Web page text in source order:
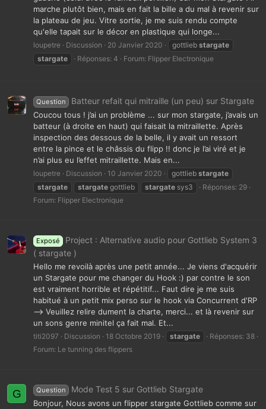
marche plutôt bien, mais en fait la bille a du mal à revenir sur
la plateau de jeu. Vitre sortie, je me suis rendu compte
qu'elle tapait sur le décor en plastique qui longe...
loupetre Discussion 20 Janvier 2020 gottlieb stargate
stargate
Réponses: 4 Forum: Flipper Electronique
Question Batteur refait qui mitraille (un peu) sur Stargate
Coucou tous ! j’ai un problème ... sur mon stargate, j’avais un
batteur (à droite en haut) qui faisait la mitraillette. Après
inspection des dessous de la belle, il y avait un ressort
entre la pince et le châssis du flipp !! donc je l’ai viré et je
n’ai plus eu l’effet mitraillette. Mais en...
loupetre Discussion 10 Janvier 2020 gottlieb stargate
stargate
stargate gottlieb stargate sys3
Réponses: 29
Forum: Flipper Electronique
Exposé
Project : Alternative audio pour Gottlieb System 3
( stargate )
Hello me revoilà après une petit année... Je viens d'acquérir
un Stargate pour me changer du Hook :) par contre le son
est vraiment horrible et répétitif... Faut dire je me suis
habitué à un petit mix perso sur le hook via Concurrent d'RP
--> Veuillez relire dument la charte, merci... et là revenir sur
un sons genre minitel ça fait mal. Et...
titi2097 Discussion 18 Octobre 2019 stargate
Réponses: 38
Forum: Le tunning des flippers
G Question Mode Test 5 sur Gottlieb Stargate
Bonjour, Nous avons un flipper stargate Gottlieb comme sur